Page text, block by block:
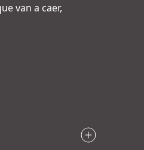
van a caer,